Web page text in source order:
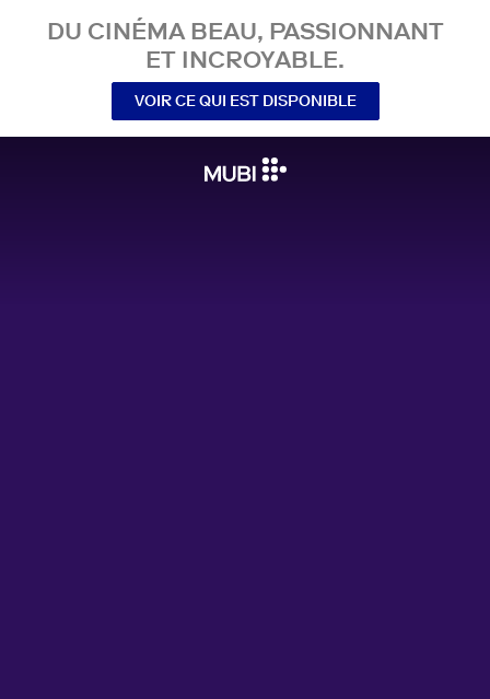
DU CINÉMA BEAU, PASSIONNANT
ET INCROYABLE.
VOIR CE QUI EST DISPONIBLE